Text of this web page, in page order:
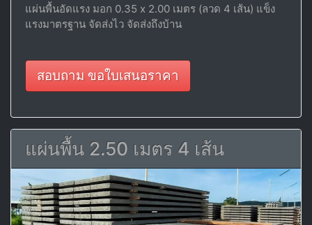
แผ่นพื้นอัดแรง มอก 0.35 x 2.00 เมตร (ลวด 4 เส้น) แข็ง
แรงมาตรฐาน จัดส่งไว จัดส่งถึงบ้าน
สอบถาม ขอใบเสนอราคา
แผ่นพื้น 2.50 เมตร 4 เส้น